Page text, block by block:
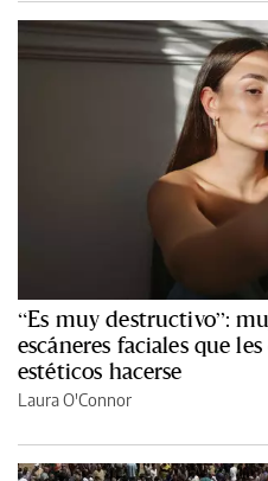
“Es muy destructivo”:
escáneres faciales que
estéticos hacerse
Laura O'Connor